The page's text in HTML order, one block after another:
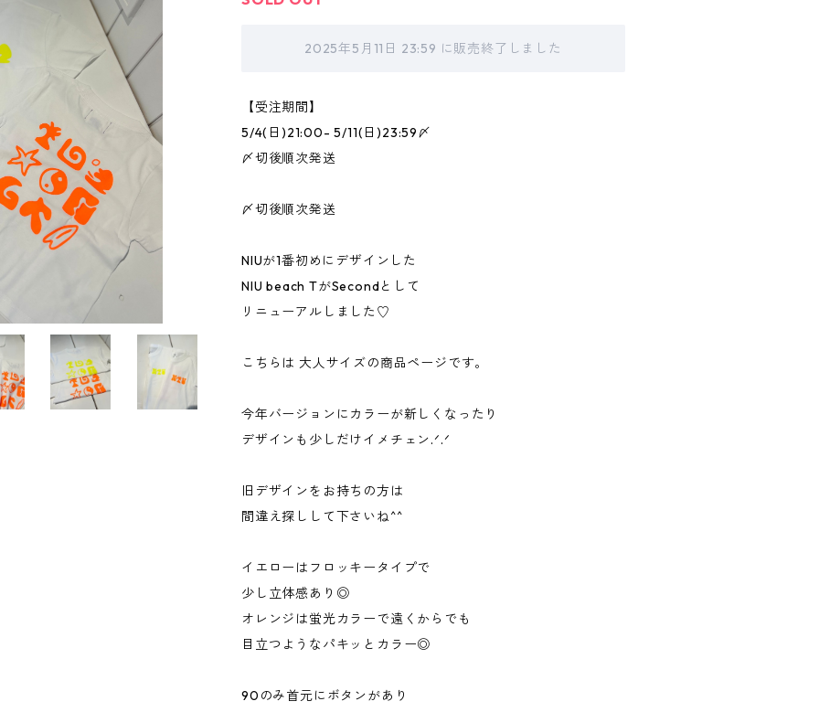
2025年5月11日 23:59 に販売終了しました
【受注期間】
5/4(日)21:00- 5/11(日)23:59〆
〆切後順次発送
〆切後順次発送
NIUが1番初めにデザインした
NIU beach TがSecondとして
リニューアルしました♡
こちらは 大人サイズの商品ページです。
今年バージョンにカラーが新しくなったり
デザインも少しだけイメチェン.ᐟ.ᐟ
旧デザインをお持ちの方は
間違え探しして下さいね^^
イエローはフロッキータイプで
少し立体感あり◎
オレンジは蛍光カラーで遠くからでも
目立つようなパキッとカラー◎
90のみ首元にボタンがあり